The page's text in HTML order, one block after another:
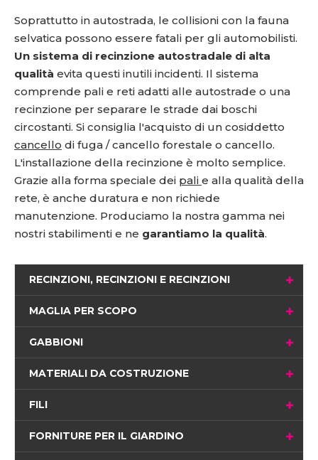
Soprattutto in autostrada, le collisioni con la fauna
selvatica possono essere fatali per gli automobilisti.
Un sistema di recinzione autostradale di alta
qualità evita questi inutili incidenti. Il sistema
comprende pali e reti adatti alle autostrade o una
recinzione per separare le strade dai boschi
circostanti. Si consiglia l'acquisto di un cosiddetto
cancello di fuga / cancello forestale o cancello.
L'installazione della recinzione è molto semplice.
Grazie alla forma speciale dei pali e alla qualità della
rete, è anche duratura e non richiede
manutenzione. Produciamo la nostra gamma nei
nostri stabilimenti e ne garantiamo la qualità.
RECINZIONI, RECINZIONI E RECINZIONI
MAGLIA PER SCOPO
GABBIONI
MATERIALI DA COSTRUZIONE
FILI
FORNITURE PER IL GIARDINO